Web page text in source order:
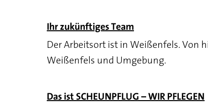
Ihr zukünftiges Team
Der Arbeitsort ist in Weißenfels. Von
Weißenfels und Umgebung.
Das ist SCHEUNPFLUG – WIR PFLEGEN